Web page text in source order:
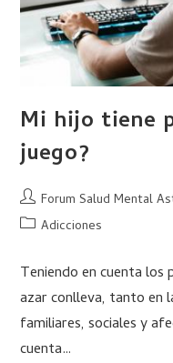
Mi hijo tiene
juego?
Forum Salud Mental
Adicciones
Teniendo en cuenta los
azar conlleva, tanto en
familiares, sociales y
cuenta…